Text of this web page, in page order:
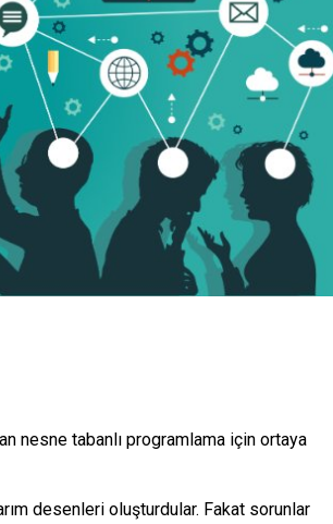
nesne tabanlı programlama için ortaya
desenleri oluşturdular. Fakat sorunlar